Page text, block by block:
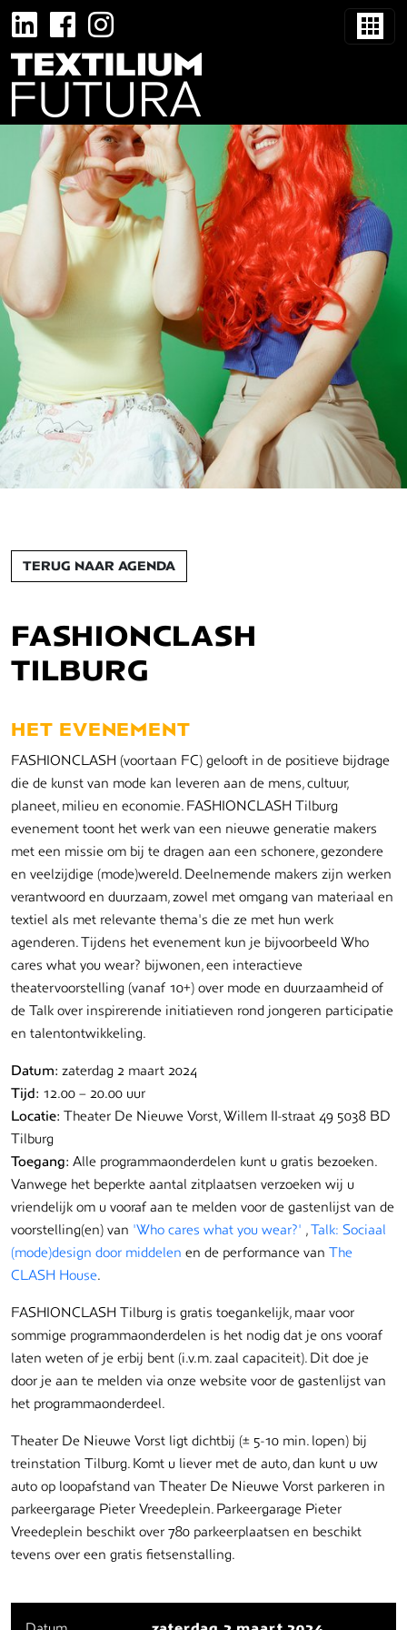
TERUG NAAR AGENDA
FASHIONCLASH
TILBURG
HET EVENEMENT
FASHIONCLASH (voortaan FC) gelooft in de positieve bijdrage
die de kunst van mode kan leveren aan de mens, cultuur,
planeet, milieu en economie. FASHIONCLASH Tilburg
evenement toont het werk van een nieuwe generatie makers
met een missie om bij te dragen aan een schonere, gezondere
en veelzijdige (mode)wereld. Deelnemende makers zijn werken
verantwoord en duurzaam, zowel met omgang van materiaal en
textiel als met relevante thema's die ze met hun werk
agenderen. Tijdens het evenement kun je bijvoorbeeld Who
cares what you wear? bijwonen, een interactieve
theatervoorstelling (vanaf 10+) over mode en duurzaamheid of
de Talk over inspirerende initiatieven rond jongeren participatie
en talentontwikkeling.
Datum: zaterdag 2 maart 2024
Tijd: 12.00 – 20.00 uur
Locatie: Theater De Nieuwe Vorst, Willem II-straat 49 5038 BD
Tilburg
Toegang: Alle programmaonderdelen kunt u gratis bezoeken.
Vanwege het beperkte aantal zitplaatsen verzoeken wij u
vriendelijk om u vooraf aan te melden voor de gastenlijst van de
voorstelling(en) van 'Who cares what you wear?' ,Talk: Sociaal
(mode)design door middelen en de performance van The
CLASH House.
FASHIONCLASH Tilburg is gratis toegankelijk, maar voor
sommige programmaonderdelen is het nodig dat je ons vooraf
laten weten of je erbij bent (i.v.m. zaal capaciteit). Dit doe je
door je aan te melden via onze website voor de gastenlijst van
het programmaonderdeel.
Theater De Nieuwe Vorst ligt dichtbij (± 5-10 min. lopen) bij
treinstation Tilburg. Komt u liever met de auto, dan kunt u uw
auto op loopafstand van Theater De Nieuwe Vorst parkeren in
parkeergarage Pieter Vreedeplein. Parkeergarage Pieter
Vreedeplein beschikt over 780 parkeerplaatsen en beschikt
tevens over een gratis fietsenstalling.